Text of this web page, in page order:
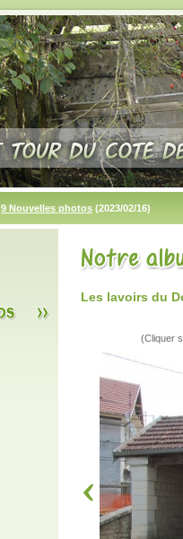
9 Nouvelles photos (2023/02/16)
Les lavoirs du
(Cliquer